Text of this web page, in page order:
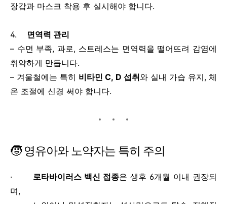
장갑과 마스크 착용 후 실시해야 합니다.
4. 면역력 관리
– 수면 부족, 과로, 스트레스는 면역력을 떨어뜨려 감염에
취약하게 만듭니다.
– 겨울철에는 특히 비타민 C, D 섭취와 실내 가습 유지, 체
온 조절에 신경 써야 합니다.
🧒 영유아와 노약자는 특히 주의
· 로타바이러스 백신 접종은 생후 6개월 이내 권장되
며,